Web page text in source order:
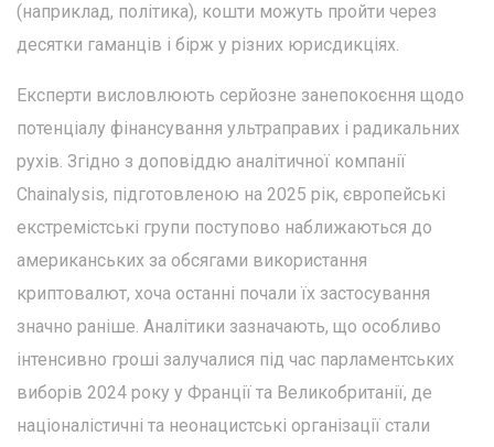
(наприклад, політика), кошти можуть пройти через
десятки гаманців і бірж у різних юрисдикціях.
Експерти висловлюють серйозне занепокоєння щодо
потенціалу фінансування ультраправих і радикальних
рухів. Згідно з доповіддю аналітичної компанії
Chainalysis, підготовленою на 2025 рік, європейські
екстремістські групи поступово наближаються до
американських за обсягами використання
криптовалют, хоча останні почали їх застосування
значно раніше. Аналітики зазначають, що особливо
інтенсивно гроші залучалися під час парламентських
виборів 2024 року у Франції та Великобританії, де
націоналістичні та неонацистські організації стали